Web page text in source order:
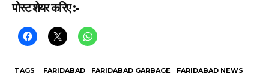
पोस्ट शेयर करिए :-
TAGS FARIDABAD FARIDABAD GARBAGE
FARIDABAD NEWS